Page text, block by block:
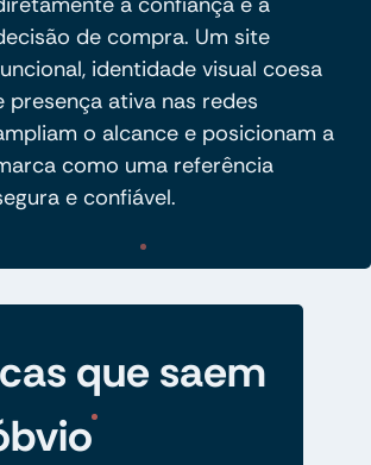
de compra. Um site
identidade visual coesa
presença ativa nas redes
o alcance e posicionam a
como uma referência
e confiável.
que saem